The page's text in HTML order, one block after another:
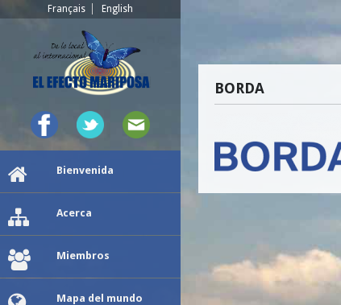
Français English
Bienvenida
Acerca
Miembros
Mapa del mundo
BORDA